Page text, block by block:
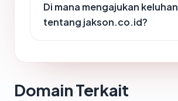
Di mana mengajukan keluhan
tentang jakson.co.id?
Domain Terkait